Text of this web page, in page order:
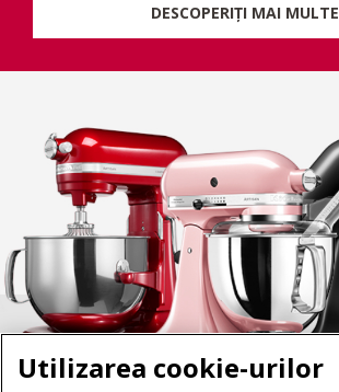
DESCOPERIȚI MAI MULTE
Utilizarea cookie-urilor